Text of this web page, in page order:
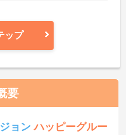
ップ
要
ョンハッピーグルー